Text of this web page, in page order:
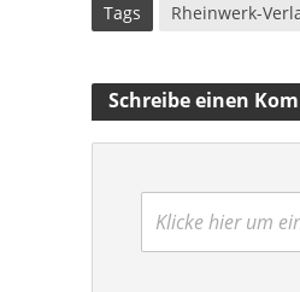
Tags Rheinwerk-
Schreibe einen
Klicke hier um